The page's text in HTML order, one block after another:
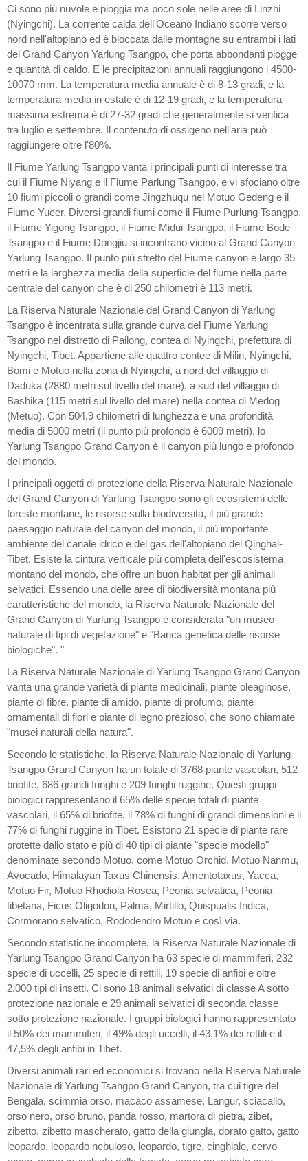
Ci sono più nuvole e pioggia ma poco sole nelle aree di Linzhi
(Nyingchi). La corrente calda dell'Oceano Indiano scorre verso
nord nell'altopiano ed è bloccata dalle montagne su entrambi i lati
del Grand Canyon Yarlung Tsangpo, che porta abbondanti piogge
e quantità di caldo. E le precipitazioni annuali raggiungono i 4500-
10070 mm. La temperatura media annuale è di 8-13 gradi, e la
temperatura media in estate è di 12-19 gradi, e la temperatura
massima estrema è di 27-32 gradi che generalmente si verifica
tra luglio e settembre. Il contenuto di ossigeno nell'aria può
raggiungere oltre l'80%.
Il Fiume Yarlung Tsangpo vanta i principali punti di interesse tra
cui il Fiume Niyang e il Fiume Parlung Tsangpo, e vi sfociano oltre
10 fiumi piccoli o grandi come Jingzhuqu nel Motuo Gedeng e il
Fiume Yueer. Diversi grandi fiumi come il Fiume Purlung Tsangpo,
il Fiume Yigong Tsangpo, il Fiume Midui Tsangpo, il Fiume Bode
Tsangpo e il Fiume Dongjiu si incontrano vicino al Grand Canyon
Yarlung Tsangpo. Il punto più stretto del Fiume canyon è largo 35
metri e la larghezza media della superficie del fiume nella parte
centrale del canyon che è di 250 chilometri è 113 metri.
La Riserva Naturale Nazionale del Grand Canyon di Yarlung
Tsangpo è incentrata sulla grande curva del Fiume Yarlung
Tsangpo nel distretto di Pailong, contea di Nyingchi, prefettura di
Nyingchi, Tibet. Appartiene alle quattro contee di Milin, Nyingchi,
Bomi e Motuo nella zona di Nyingchi, a nord del villaggio di
Daduka (2880 metri sul livello del mare), a sud del villaggio di
Bashika (115 metri sul livello del mare) nella contea di Medog
(Metuo). Con 504,9 chilometri di lunghezza e una profondità
media di 5000 metri (il punto più profondo è 6009 metri), lo
Yarlung Tsangpo Grand Canyon è il canyon più lungo e profondo
del mondo.
I principali oggetti di protezione della Riserva Naturale Nazionale
del Grand Canyon di Yarlung Tsangpo sono gli ecosistemi delle
foreste montane, le risorse sulla biodiversità, il più grande
paesaggio naturale del canyon del mondo, il più importante
ambiente del canale idrico e del gas dell'altopiano del Qinghai-
Tibet. Esiste la cintura verticale più completa dell'escosistema
montano del mondo, che offre un buon habitat per gli animali
selvatici. Essendo una delle aree di biodiversità montana più
caratteristiche del mondo, la Riserva Naturale Nazionale del
Grand Canyon di Yarlung Tsangpo è considerata "un museo
naturale di tipi di vegetazione" e "Banca genetica delle risorse
biologiche". "
La Riserva Naturale Nazionale di Yarlung Tsangpo Grand Canyon
vanta una grande varietà di piante medicinali, piante oleaginose,
piante di fibre, piante di amido, piante di profumo, piante
ornamentali di fiori e piante di legno prezioso, che sono chiamate
"musei naturali della natura".
Secondo le statistiche, la Riserva Naturale Nazionale di Yarlung
Tsangpo Grand Canyon ha un totale di 3768 piante vascolari, 512
briofite, 686 grandi funghi e 209 funghi ruggine. Questi gruppi
biologici rappresentano il 65% delle specie totali di piante
vascolari, il 65% di briofite, il 78% di funghi di grandi dimensioni e il
77% di funghi ruggine in Tibet. Esistono 21 specie di piante rare
protette dallo stato e più di 40 tipi di piante "specie modello"
denominate secondo Motuo, come Motuo Orchid, Motuo Nanmu,
Avocado, Himalayan Taxus Chinensis, Amentotaxus, Yacca,
Motuo Fir, Motuo Rhodiola Rosea, Peonia selvatica, Peonia
tibetana, Ficus Oligodon, Palma, Mirtillo, Quispualis Indica,
Cormorano selvatico, Rododendro Motuo e così via.
Secondo statistiche incomplete, la Riserva Naturale Nazionale di
Yarlung Tsangpo Grand Canyon ha 63 specie di mammiferi, 232
specie di uccelli, 25 specie di rettili, 19 specie di anfibi e oltre
2.000 tipi di insetti. Ci sono 18 animali selvatici di classe A sotto
protezione nazionale e 29 animali selvatici di seconda classe
sotto protezione nazionale. I gruppi biologici hanno rappresentato
il 50% dei mammiferi, il 49% degli uccelli, il 43,1% dei rettili e il
47,5% degli anfibi in Tibet.
Diversi animali rari ed economici si trovano nella Riserva Naturale
Nazionale di Yarlung Tsangpo Grand Canyon, tra cui tigre del
Bengala, scimmia orso, macaco assamese, Langur, sciacallo,
orso nero, orso bruno, panda rosso, martora di pietra, zibet,
zibetto, zibetto mascherato, gatto della giungla, dorato gatto, gatto
leopardo, leopardo nebuloso, leopardo, tigre, cinghiale, cervo